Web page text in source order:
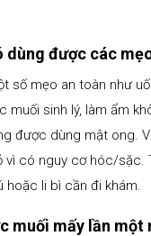
dùng được các
số mẹo an toàn như
muối sinh lý, làm ẩm
được dùng mật ong.
vì có nguy cơ hóc/sặc.
hoặc li bì cần đi khám.
muối mấy lần một